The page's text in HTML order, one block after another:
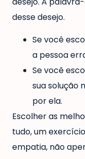
desse desejo.
Se você
a pessoa
Se você
sua solução
por ela.
Escolher as
tudo, um
empatia, não